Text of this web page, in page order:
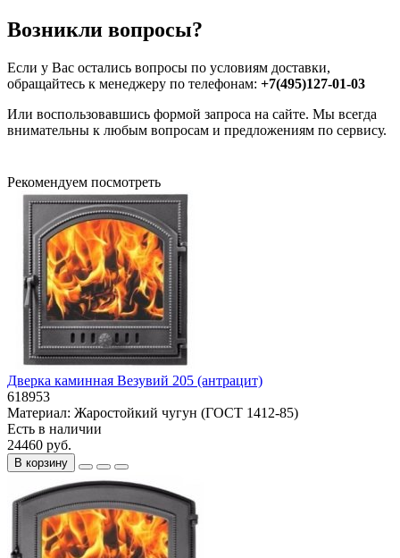
Возникли вопросы?
Если у Вас остались вопросы по условиям доставки,
обращайтесь к менеджеру по телефонам: +7(495)127-01-03
Или воспользовавшись формой запроса на сайте. Мы всегда
внимательны к любым вопросам и предложениям по сервису.
Рекомендуем посмотреть
Дверка каминная Везувий 205 (антрацит)
618953
Материал: Жаростойкий чугун (ГОСТ 1412-85)
Есть в наличии
24460 руб.
В корзину